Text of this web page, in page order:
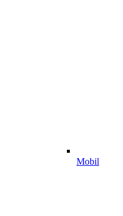
Mobil